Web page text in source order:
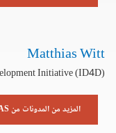
Matthias Witt
Initiative (ID4D)
المزيد من المدونات من MATTHIAS